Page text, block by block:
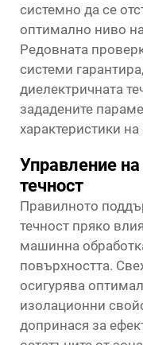
системно да се
оптимално ниво
Редовната
системи
диелектричната
зададените
характеристики
Управление
течност
Правилното
течност пряко
машинна
повърхността.
осигурява
изолационни
допринася за